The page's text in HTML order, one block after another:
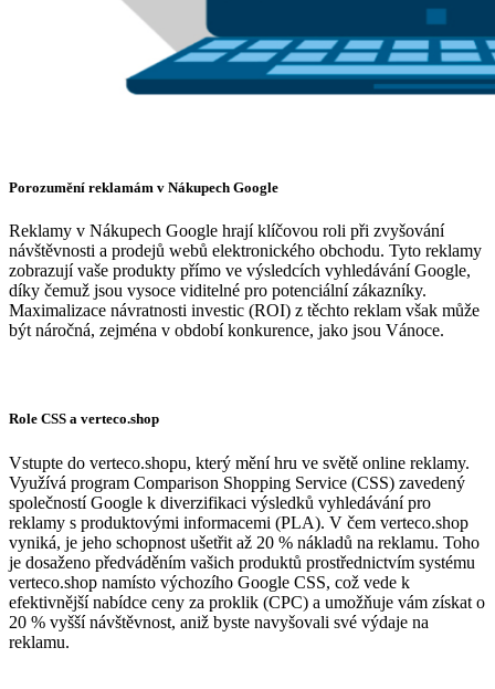
Porozumění reklamám v Nákupech Google
Reklamy v Nákupech Google hrají klíčovou roli při zvyšování
návštěvnosti a prodejů webů elektronického obchodu. Tyto reklamy
zobrazují vaše produkty přímo ve výsledcích vyhledávání Google,
díky čemuž jsou vysoce viditelné pro potenciální zákazníky.
Maximalizace návratnosti investic (ROI) z těchto reklam však může
být náročná, zejména v období konkurence, jako jsou Vánoce.
Role CSS a verteco.shop
Vstupte do verteco.shopu, který mění hru ve světě online reklamy.
Využívá program Comparison Shopping Service (CSS) zavedený
společností Google k diverzifikaci výsledků vyhledávání pro
reklamy s produktovými informacemi (PLA). V čem verteco.shop
vyniká, je jeho schopnost ušetřit až 20 % nákladů na reklamu. Toho
je dosaženo předváděním vašich produktů prostřednictvím systému
verteco.shop namísto výchozího Google CSS, což vede k
efektivnější nabídce ceny za proklik (CPC) a umožňuje vám získat o
20 % vyšší návštěvnost, aniž byste navyšovali své výdaje na
reklamu.